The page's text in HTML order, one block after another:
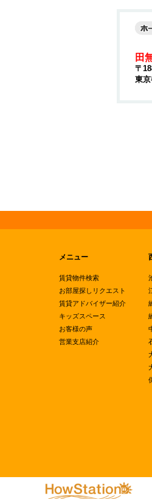
田
〒
東
メニュー
賃貸物件検索
お部屋探しリクエスト
賃貸アドバイザー紹介
キッズスペース
お客様の声
営業支店紹介